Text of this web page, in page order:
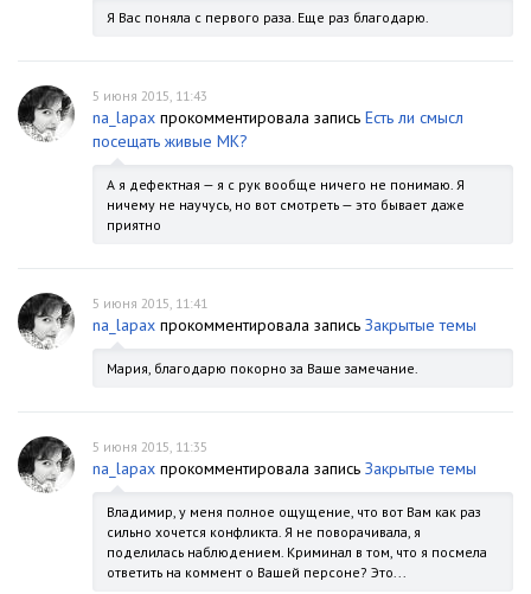
Я Вас поняла с первого раза. Еще раз благодарю.
5 июня 2015, 11:43
na_lapax прокомментировала запись Есть ли смысл
посещать живые МК?
А я дефектная — я с рук вообще ничего не понимаю. Я
ничему не научусь, но вот смотреть — это бывает даже
приятно
5 июня 2015, 11:41
na_lapax прокомментировала запись Закрытые темы
Мария, благодарю покорно за Ваше замечание.
5 июня 2015, 11:35
na_lapax прокомментировала запись Закрытые темы
Владимир, у меня полное ощущение, что вот Вам как раз
сильно хочется конфликта. Я не поворачивала, я
поделилась наблюдением. Криминал в том, что я посмела
ответить на коммент о Вашей персоне? Это...